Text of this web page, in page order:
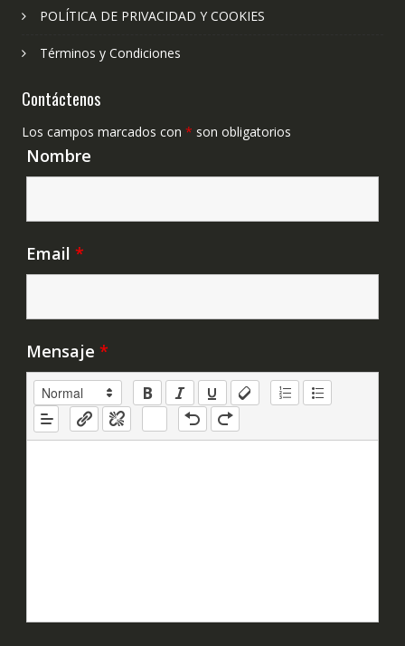
POLÍTICA DE PRIVACIDAD Y COOKIES
Términos y Condiciones
Contáctenos
Los campos marcados con * son obligatorios
Nombre
Email *
Mensaje *